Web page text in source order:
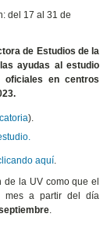
del 17 al 31 de
de Estudios de la
ayudas al estudio
en centros
).
aquí
la UV como que el
mes a partir del día
.